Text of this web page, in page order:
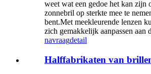
weet wat een gedoe het kan zijn
zonnebril op sterkte mee te
bent.Met meekleurende lenzen
zich gemakkelijk aanpassen aan
navraagdetail
Halffabrikaten van